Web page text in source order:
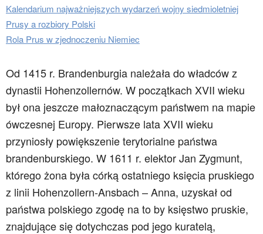
Kalendarium najważniejszych wydarzeń wojny siedmioletniej
Prusy a rozbiory Polski
Rola Prus w zjednoczeniu Niemiec
Od 1415 r. Brandenburgia należała do władców z
dynastii Hohenzollernów. W początkach XVII wieku
był ona jeszcze małoznaczącym państwem na mapie
ówczesnej Europy. Pierwsze lata XVII wieku
przyniosły powiększenie terytorialne państwa
brandenburskiego. W 1611 r. elektor Jan Zygmunt,
którego żona była córką ostatniego księcia pruskiego
z linii Hohenzollern-Ansbach – Anna, uzyskał od
państwa polskiego zgodę na to by księstwo pruskie,
znajdujące się dotychczas pod jego kuratelą,